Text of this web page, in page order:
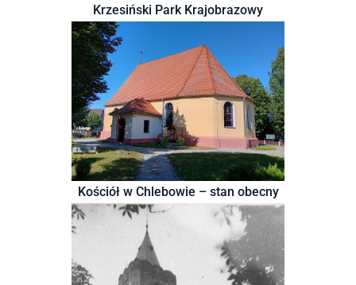
Krzesiński Park Krajobrazowy
Kościół w Chlebowie – stan obecny